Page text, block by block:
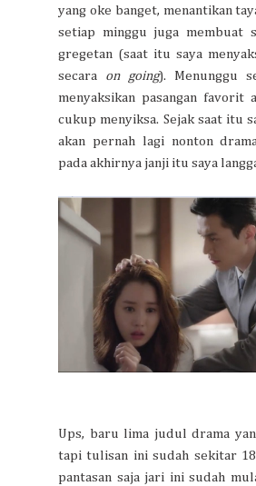
yang oke banget, menantikan
setiap minggu juga membuat
gregetan (saat itu saya
secara on going). Menunggu
menyaksikan pasangan favorit
cukup menyiksa. Sejak saat itu
akan pernah lagi nonton
pada akhirnya janji itu saya
Ups, baru lima judul drama
tapi tulisan ini sudah sekitar
pantasan saja jari ini sudah